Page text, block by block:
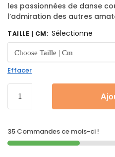
les passionnées de danse
l’admiration des autres
TAILLE | CM: Sélectionne
Effacer
35 Commandes ce mois-ci !